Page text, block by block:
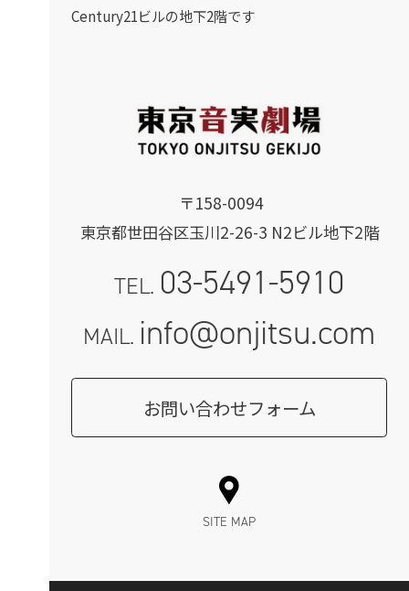
〒158-0094
東京都世田谷区玉川2-26-3 N2ビル地下2階
TEL. 03-5491-5910
MAIL. info@onjitsu.com
お問い合わせフォーム
Century21ビルの地下2階です
SITE MAP